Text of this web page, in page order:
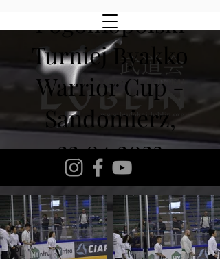
I ogólnopolski
Turniej Byakko
Warrior Cup -
Sandomierz,
22.04.2023